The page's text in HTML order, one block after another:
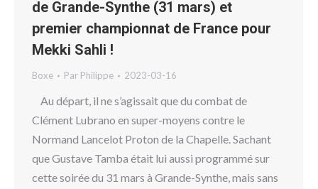
de Grande-Synthe (31 mars) et
premier championnat de France pour
Mekki Sahli !
Boxe Par Philippe 2023-03-16
Au départ, il ne s’agissait que du combat de
Clément Lubrano en super-moyens contre le
Normand Lancelot Proton de la Chapelle. Sachant
que Gustave Tamba était lui aussi programmé sur
cette soirée du 31 mars à Grande-Synthe, mais sans